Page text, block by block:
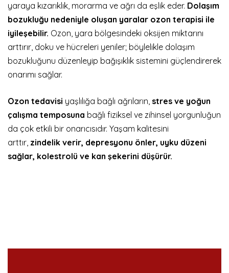
yaraya kızarıklık, morarma ve ağrı da eşlik eder. Dolaşım
bozukluğu nedeniyle oluşan yaralar ozon terapisi ile
iyileşebilir. Ozon, yara bölgesindeki oksijen miktarını
arttırır, doku ve hücreleri yeniler; böylelikle dolaşım
bozukluğunu düzenleyip bağışıklık sistemini güçlendirerek
onarımı sağlar.
Ozon tedavisi yaşlılığa bağlı ağrıların, stres ve yoğun
çalışma temposuna bağlı fiziksel ve zihinsel yorgunluğun
da çok etkili bir onarıcısıdır. Yaşam kalitesini
arttır, zindelik verir, depresyonu önler, uyku düzeni
sağlar, kolestrolü ve kan şekerini düşürür.